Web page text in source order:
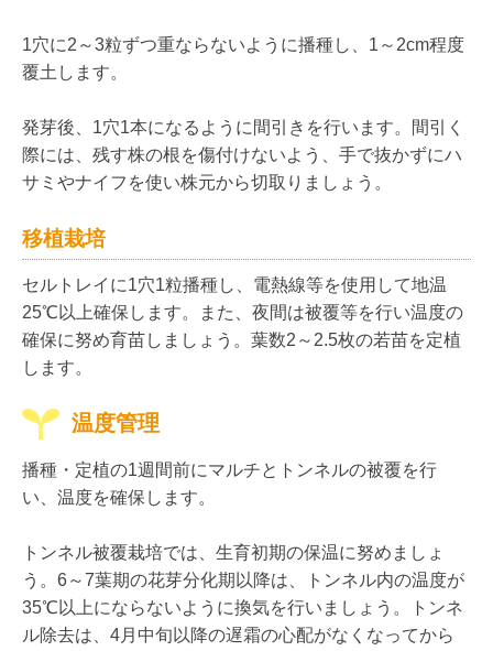
1穴に2～3粒ずつ重ならないように播種し、1～2cm程度
覆土します。
発芽後、1穴1本になるように間引きを行います。間引く
際には、残す株の根を傷付けないよう、手で抜かずにハ
サミやナイフを使い株元から切取りましょう。
移植栽培
セルトレイに1穴1粒播種し、電熱線等を使用して地温
25℃以上確保します。また、夜間は被覆等を行い温度の
確保に努め育苗しましょう。葉数2～2.5枚の若苗を定植
します。
温度管理
播種・定植の1週間前にマルチとトンネルの被覆を行
い、温度を確保します。
トンネル被覆栽培では、生育初期の保温に努めましょ
う。6～7葉期の花芽分化期以降は、トンネル内の温度が
35℃以上にならないように換気を行いましょう。トンネ
ル除去は、4月中旬以降の遅霜の心配がなくなってから